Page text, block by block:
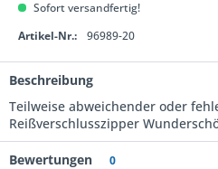
Sofort versandfertig!
Artikel-Nr.:
96989-20
Beschreibung
Teilweise abweichender oder
Reißverschlusszipper
Bewertungen 0